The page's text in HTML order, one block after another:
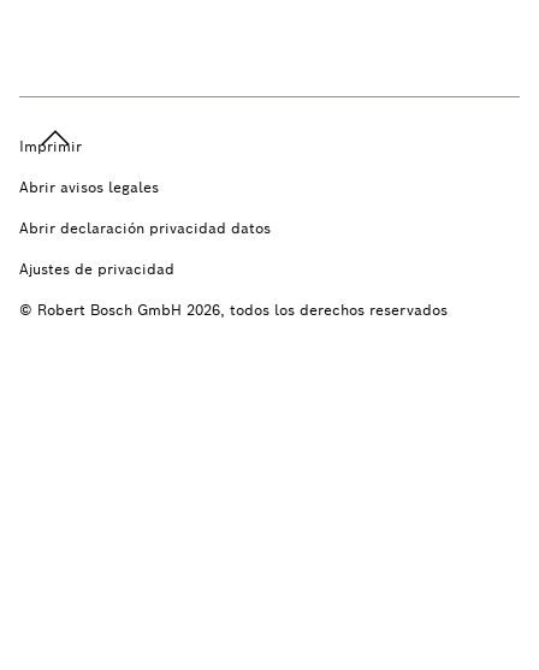
Imprimir
Abrir avisos legales
Abrir declaración privacidad datos
Ajustes de privacidad
© Robert Bosch GmbH 2026, todos los derechos reservados